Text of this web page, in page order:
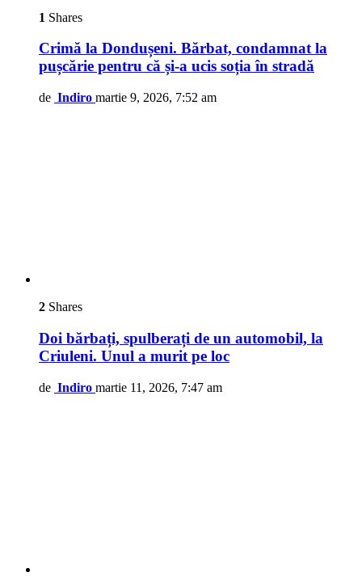
1 Shares
Crimă la Dondușeni. Bărbat, condamnat la
pușcărie pentru că și-a ucis soția în stradă
de Indiro martie 9, 2026, 7:52 am
2 Shares
Doi bărbați, spulberați de un automobil, la
Criuleni. Unul a murit pe loc
de Indiro martie 11, 2026, 7:47 am